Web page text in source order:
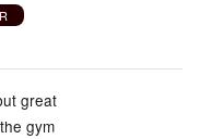
great
gym